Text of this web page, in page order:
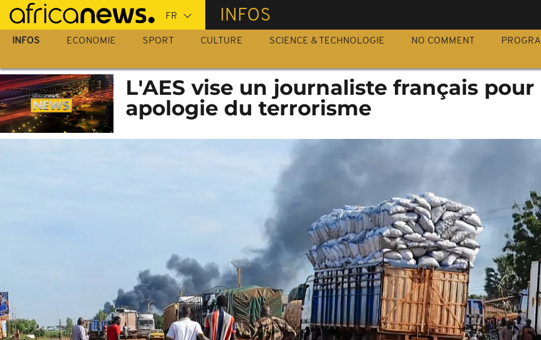
Passer
au
contenu
INFOS
INFOS ECONOMIE SPORT CULTURE SCIENCE & TECHNOLOGIE NO COMMENT
L'AES vise un journaliste français pour
apologie du terrorisme